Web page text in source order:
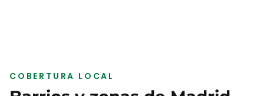
COBERTURA LOCAL